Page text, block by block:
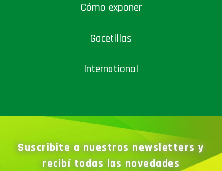
Cómo exponer
Gacetillas
International
Suscribite a nuestros newsletters y
recibí todas las novedades